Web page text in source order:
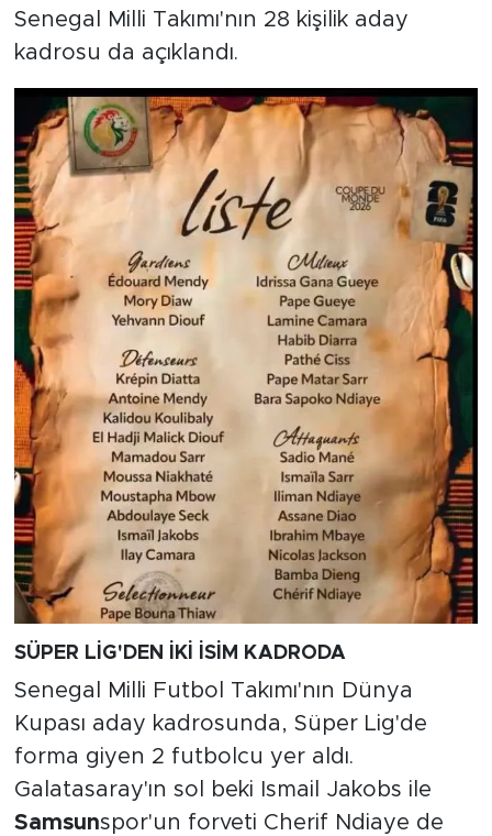
Senegal Milli Takımı'nın 28 kişilik aday
kadrosu da açıklandı.
SÜPER LİG'DEN İKİ İSİM KADRODA
Senegal Milli Futbol Takımı'nın Dünya
Kupası aday kadrosunda, Süper Lig'de
forma giyen 2 futbolcu yer aldı.
Galatasaray'ın sol beki Ismail Jakobs ile
Samsunspor'un forveti Cherif Ndiaye de